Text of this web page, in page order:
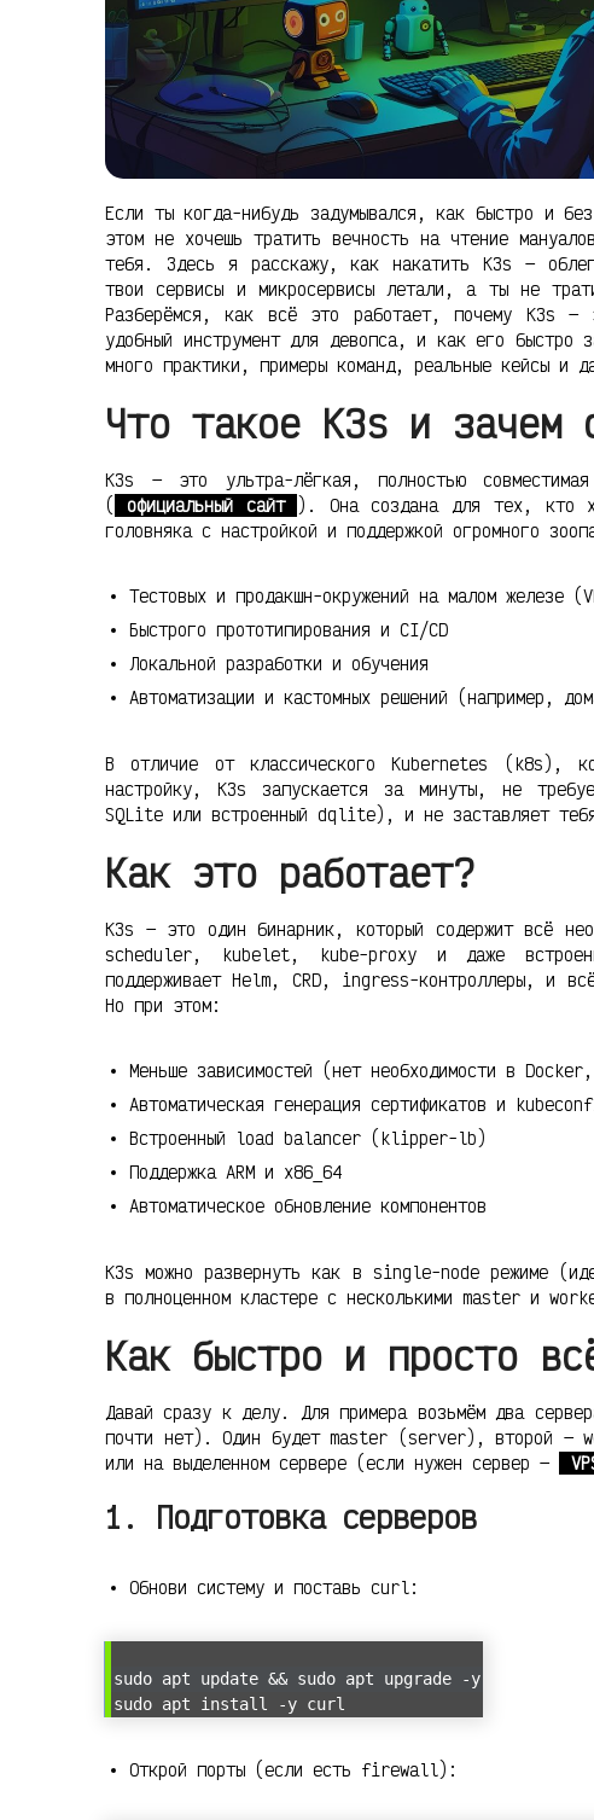
Если ты когда-нибудь задумывался, как быстро и
этом не хочешь тратить вечность на чтение
тебя. Здесь я расскажу, как накатить K3s —
твои сервисы и микросервисы летали, а ты не
Разберёмся, как всё это работает, почему K3s —
удобный инструмент для девопса, и как его быстро
много практики, примеры команд, реальные кейсы и
Что такое K3s и зачем
K3s — это ультра-лёгкая, полностью
(
официальный сайт
). Она создана для тех, кто
головняка с настройкой и поддержкой огромного
Тестовых и продакшн-окружений на малом
Быстрого прототипирования и CI/CD
Локальной разработки и обучения
Автоматизации и кастомных решений (например,
В отличие от классического Kubernetes (k8s),
настройку, K3s запускается за минуты, не
SQLite или встроенный dqlite), и не заставляет
Как это работает?
K3s — это один бинарник, который содержит всё
scheduler, kubelet, kube-proxy и даже
поддерживает Helm, CRD, ingress-контроллеры, и
Но при этом:
Меньше зависимостей (нет необходимости в
Автоматическая генерация сертификатов и
Встроенный load balancer (klipper-lb)
Поддержка ARM и x86_64
Автоматическое обновление компонентов
K3s можно развернуть как в single-node режиме
в полноценном кластере с несколькими master и
Как быстро и просто
Давай сразу к делу. Для примера возьмём два
почти нет). Один будет master (server), второй —
или на выделенном сервере (если нужен сервер —
1. Подготовка серверов
Обнови систему и поставь curl:
sudo apt update && sudo apt upgrade -y
sudo apt install -y curl
Открой порты (если есть firewall):